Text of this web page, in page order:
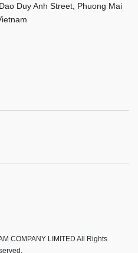
Duy Anh Street, Phuong Mai
COMPANY LIMITED All Rights